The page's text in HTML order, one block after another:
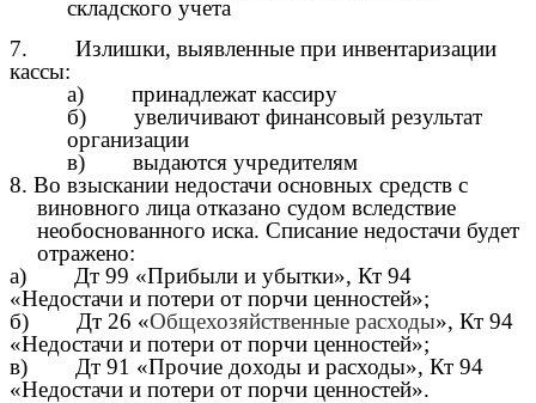
складского учета
7. Излишки, выявленные при инвентаризации
кассы:
а) принадлежат кассиру
б) увеличивают финансовый результат
организации
в) выдаются учредителям
8. Во взыскании недостачи основных средств с
виновного лица отказано судом вследствие
необоснованного иска. Списание недостачи будет
отражено:
а) Дт 99 «Прибыли и убытки», Кт 94
«Недостачи и потери от порчи ценностей»;
б) Дт 26 «Общехозяйственные расходы», Кт 94
«Недостачи и потери от порчи ценностей»;
в) Дт 91 «Прочие доходы и расходы», Кт 94
«Недостачи и потери от порчи ценностей».